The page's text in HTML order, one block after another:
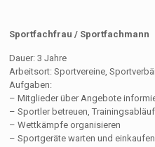
Sportfachfrau / Sportfachmann
Dauer: 3 Jahre
Arbeitsort: Sportvereine,
Aufgaben:
– Mitglieder über Angebote
– Sportler betreuen,
– Wettkämpfe organisieren
– Sportgeräte warten und einkaufen